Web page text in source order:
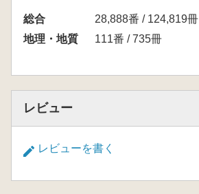
総合
28,888番 / 124,819冊
地理・地質
111番 / 735冊
レビュー
レビューを書く